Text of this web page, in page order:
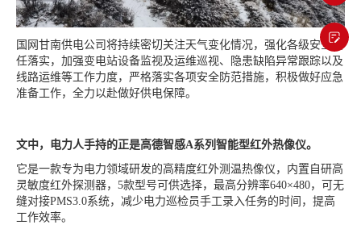
国网甘南供电公司将持续密切关注天气变化情况，强化各级安全责
任落实，加强变电站设备监视及运维巡视、隐患缺陷异常跟踪以及
线路运维等工作力度，严格落实各项安全防范措施，积极做好应急
准备工作，全力以赴做好供电保障。
文中，电力人手持的正是高德智感A系列 智能型红外热像仪。
它是一款专为电力领域研发的高精度红外测温热像仪，内置自研高
灵敏度红外探测器，5款型号可供选择，最高分辨率640×480，可无
缝对接PMS3.0系统，减少电力巡检员手工录入任务的时间，提高
工作效率。